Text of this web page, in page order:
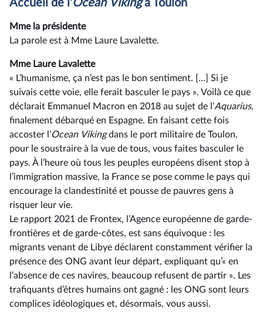
Accueil de l’Ocean Vikingà Toulon
Mme la présidente
La parole est à Mme Laure Lavalette.
Mme Laure Lavalette
« L’humanisme, ça n’est pas le bon sentiment. […] Si je
suivais cette voie, elle ferait basculer le pays ». Voilà ce que
déclarait Emmanuel Macron en 2018 au sujet de l’Aquarius,
finalement débarqué en Espagne. En faisant cette fois
accoster l’Ocean Vikingdans le port militaire de Toulon,
pour le soustraire à la vue de tous, vous faites basculer le
pays. À l’heure où tous les peuples européens disent stop à
l’immigration massive, la France se pose comme le pays qui
encourage la clandestinité et pousse de pauvres gens à
risquer leur vie.
Le rapport 2021 de Frontex, l’Agence européenne de garde-
frontières et de garde-côtes, est sans équivoque : les
migrants venant de Libye déclarent constamment vérifier la
présence des ONG avant leur départ, expliquant qu’« en
l’absence de ces navires, beaucoup refusent de partir ». Les
trafiquants d’êtres humains ont gagné : les ONG sont leurs
complices idéologiques et, désormais, vous aussi.